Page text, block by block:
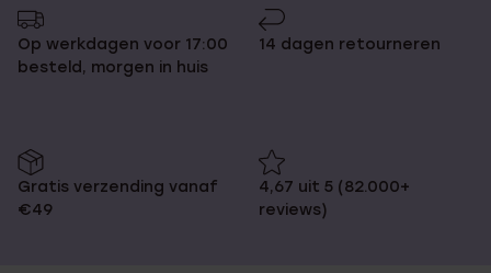
Op werkdagen voor 17:00
besteld, morgen in huis
14 dagen retourneren
Gratis verzending vanaf
€49
4,67 uit 5 (82.000+
reviews)